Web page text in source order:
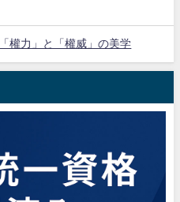
權力」と「權威」の美学